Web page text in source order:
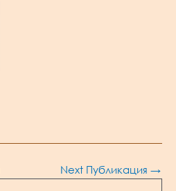
Next Публикация →